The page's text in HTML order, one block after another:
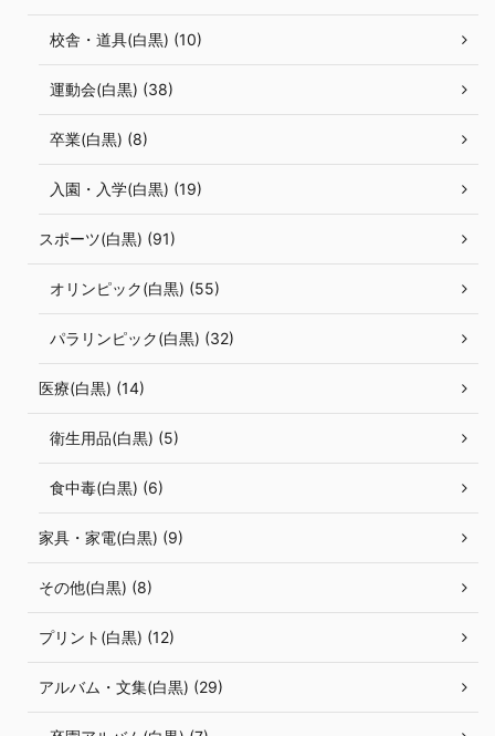
校舎・道具(白黒) (10)
運動会(白黒) (38)
卒業(白黒) (8)
入園・入学(白黒) (19)
スポーツ(白黒) (91)
オリンピック(白黒) (55)
パラリンピック(白黒) (32)
医療(白黒) (14)
衛生用品(白黒) (5)
食中毒(白黒) (6)
家具・家電(白黒) (9)
その他(白黒) (8)
プリント(白黒) (12)
アルバム・文集(白黒) (29)